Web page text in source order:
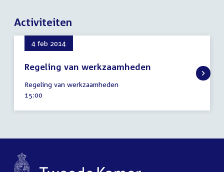
Activiteiten
4 feb 2014
Regeling van werkzaamheden
februari
2014
Regeling van werkzaamheden
Tijd
15:00